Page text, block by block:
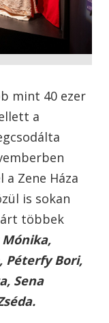
mint 40 ezer
a
Zene Háza
is sokan
többek
Mónika,
Péterfy Bori,
Sena